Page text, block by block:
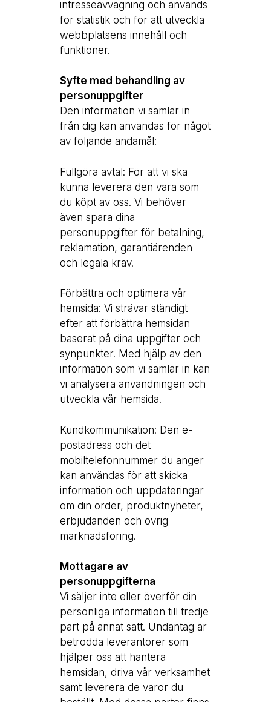
intresseavvägning och används
för statistik och för att utveckla
webbplatsens innehåll och
funktioner.
Syfte med behandling av
personuppgifter
Den information vi samlar in
från dig kan användas för något
av följande ändamål:
Fullgöra avtal: För att vi ska
kunna leverera den vara som
du köpt av oss. Vi behöver
även spara dina
personuppgifter för betalning,
reklamation, garantiärenden
och legala krav.
Förbättra och optimera vår
hemsida: Vi strävar ständigt
efter att förbättra hemsidan
baserat på dina uppgifter och
synpunkter. Med hjälp av den
information som vi samlar in kan
vi analysera användningen och
utveckla vår hemsida.
Kundkommunikation: Den e-
postadress och det
mobiltelefonnummer du anger
kan användas för att skicka
information och uppdateringar
om din order, produktnyheter,
erbjudanden och övrig
marknadsföring.
Mottagare av
personuppgifterna
Vi säljer inte eller överför din
personliga information till tredje
part på annat sätt. Undantag är
betrodda leverantörer som
hjälper oss att hantera
hemsidan, driva vår verksamhet
samt leverera de varor du